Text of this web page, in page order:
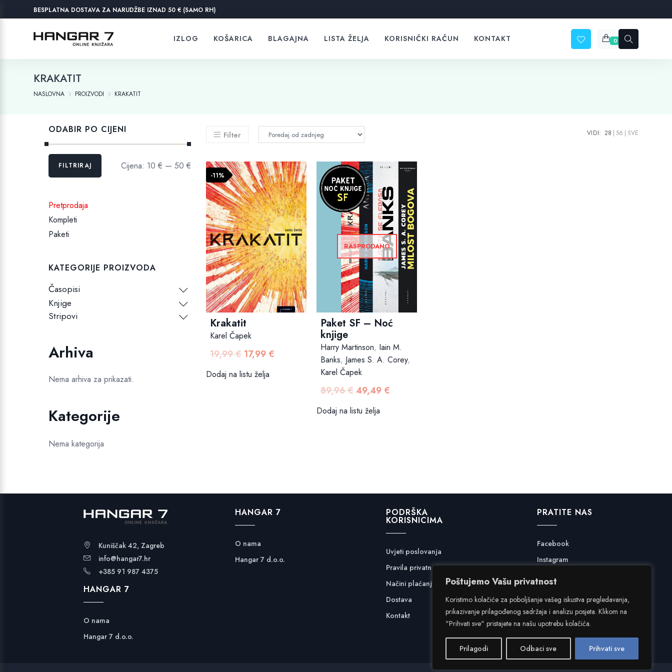
Poštujemo Vašu privatnost
Koristimo kolačiće za poboljšanje vašeg iskustva pregledavanja,
prikazivanje prilagođenog sadržaja i analizu posjeta. Klikom na
"Prihvati sve" pristajete na našu upotrebu kolačića.
Prilagodi Odbaci sve Prihvati sve
BESPLATNA DOSTAVA ZA NARUDŽBE IZNAD 50 € (SAMO RH)
IZLOG KOŠARICA BLAGAJNA LISTA ŽELJA KORISNIČKI RAČUN KONTAKT 0
KRAKATIT
NASLOVNA PROIZVODI KRAKATIT
Filter VIDI: 28 56 SVE
-11%
Krakatit
Karel Čapek
19,99€ Izvorna
bila
17,99 €Trenutna
Dodaj na listu želja
RASPRODANO
Paket SF – Noć
knjige
Harry Martinson, Iain M.
Banks, James S. A. Corey,
Karel Čapek
89,96€ Izvorna
bila
49,49 €Trenutna
Dodaj na listu želja
ODABIR PO CIJENI
Min
MaksFILTRIRAJ Cijena: 10 € — 50 €
Pretprodaja
Kompleti
Paketi
KATEGORIJE PROIZVODA
Časopisi
Knjige
Stripovi
Arhiva
Nema arhiva za prikazati.
Kategorije
Nema kategorija
Kuniščak 42, Zagreb
info@hangar7.hr
+385 91 987 4375
HANGAR 7
O nama
Hangar 7 d.o.o.
HANGAR 7
O nama
Hangar 7 d.o.o.
PODRŠKA
KORISNICIMA
Uvjeti poslovanja
Pravila privatnosti
Načini plaćanja
Dostava
Kontakt
PRATITE NAS
Facebook
Instagram